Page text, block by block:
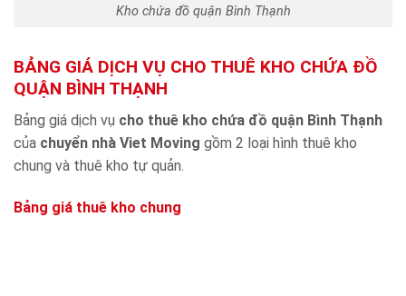
Kho chứa đồ quận Bình Thạnh
BẢNG GIÁ DỊCH VỤ CHO THUÊ KHO CHỨA ĐỒ
QUẬN BÌNH THẠNH
Bảng giá dịch vụ cho thuê kho chứa đồ quận Bình Thạnh
của chuyển nhà Viet Moving gồm 2 loại hình thuê kho
chung và thuê kho tự quản.
Bảng giá thuê kho chung